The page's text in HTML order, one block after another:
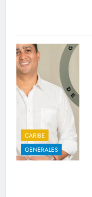
CARIBE
GENERALES